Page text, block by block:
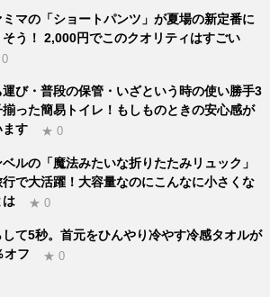
ミマの「ショートパンツ」が夏場の新定番に
そう！ 2,000円でこのクオリティはすごい
運び・普段の保管・いざという時の使い勝手3
揃った簡易トイレ！もしものときの安心感が
ます
★ 0
ベルの「魔法みたいな折りたたみリュック」
行で大活躍！大容量なのにこんなに小さくな
は
★ 0
して5秒。首元をひんやり冷やす冷感タオルが
オフ
★ 0